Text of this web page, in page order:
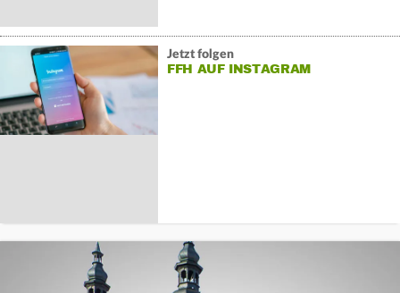
Jetzt folgen
FFH AUF INSTAGRAM